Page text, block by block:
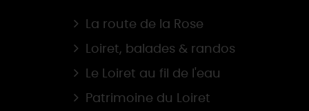
La route de la Rose
Loiret, balades & randos
Le Loiret au fil de l'eau
Patrimoine du Loiret